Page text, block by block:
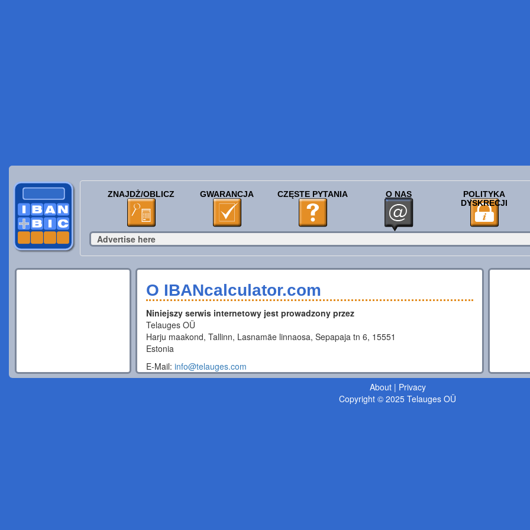
ZNAJDŻ/OBLICZ GWARANCJA CZĘSTE PYTANIA O NAS
POLITYKA
DYSKRECJI
Advertise here
O IBANcalculator.com
Niniejszy serwis internetowy jest prowadzony przez
Telauges OÜ
Harju maakond, Tallinn, Lasnamäe linnaosa, Sepapaja tn 6, 15551
Estonia
E-Mail: info@telauges.com
About| Privacy
Copyright © 2025 Telauges OÜ